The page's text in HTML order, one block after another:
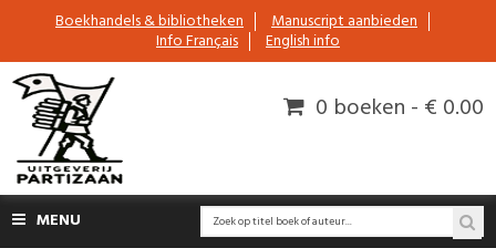
Boekhandels & bibliotheken Manuscript aanbieden
Info Français English info
0 boeken - € 0.00
MENU